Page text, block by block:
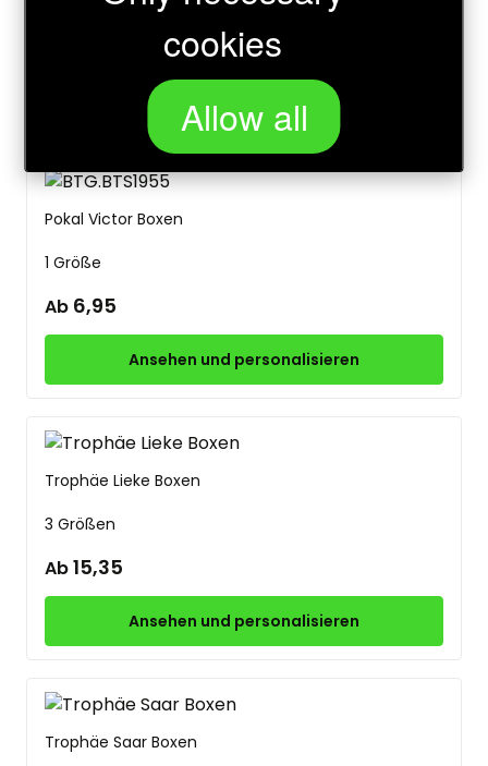
cookies
Allow all
Ansehen und personalisieren
Pokal Victor Boxen
1 Größe
Ab 6,95
Ansehen und personalisieren
Trophäe Lieke Boxen
3 Größen
Ab15,35
Ansehen und personalisieren
Trophäe Saar Boxen